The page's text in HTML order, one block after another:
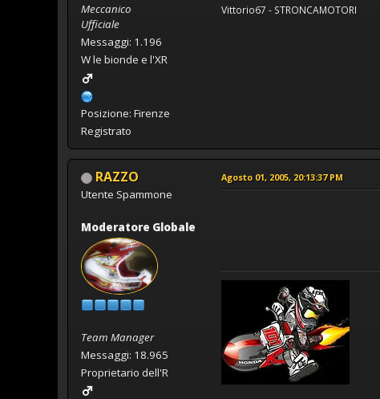
Meccanico
Ufficiale
Messaggi: 1.196
W le bionde e l'XR
Posizione: Firenze
Registrato
Vittorio67 - STRONCAMOTORI
RAZZO
Utente Spammone
Moderatore Globale
Team Manager
Messaggi: 18.965
Proprietario dell'R
Agosto 01, 2005, 20:13:37 PM